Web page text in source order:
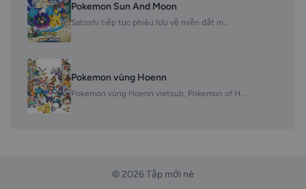
Pokemon Sun And Moon
Satoshi tiếp tục phiêu lưu về miền đất m...
Pokemon vùng Hoenn
Pokemon vùng Hoenn vietsub, Pokemon of H...
© 2026 Tập mới nè